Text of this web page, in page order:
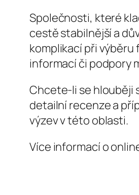
Společnosti, které
cestě stabilnější a
komplikací při
informací či podpory
Chcete-li se hlouběji
detailní recenze a
výzev v této oblasti.
Více informací o